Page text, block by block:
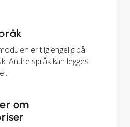
er tilgjengelig på
Andre språk kan legges
om